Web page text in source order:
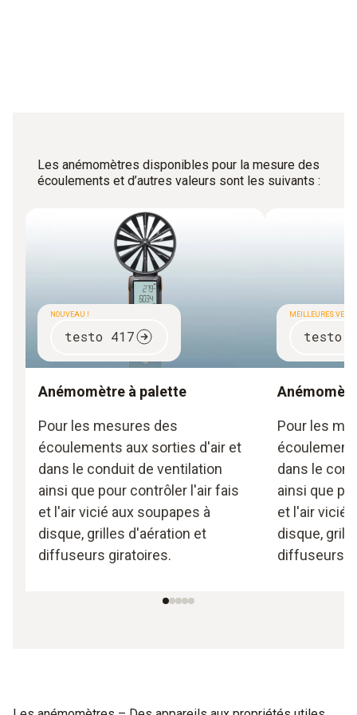
Les anémomètres disponibles pour la mesure des
écoulements et d’autres valeurs sont les suivants :
NOUVEAU !
testo 417
Anémomètre à palette
Pour les mesures des
écoulements aux sorties d'air et
dans le conduit de ventilation
ainsi que pour contrôler l'air fais
et l'air vicié aux soupapes à
disque, grilles d'aération et
diffuseurs giratoires.
MEILLEURES
testo
Pour les
dans le
ainsi que
et l'air vicié
disque,
diffuseurs